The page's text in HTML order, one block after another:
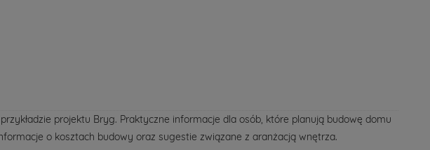
projektu Bryg. Praktyczne informacje dla osób, które planują budowę domu
o kosztach budowy oraz sugestie związane z aranżacją wnętrza.